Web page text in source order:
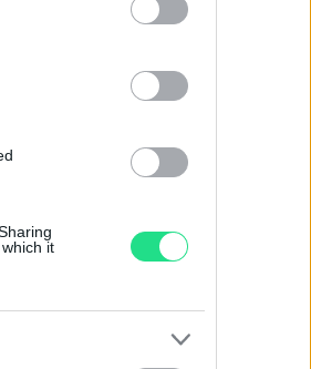
it
Google
anni
sui prodotti usati, verificati
per ordini superiori a 150
Guida